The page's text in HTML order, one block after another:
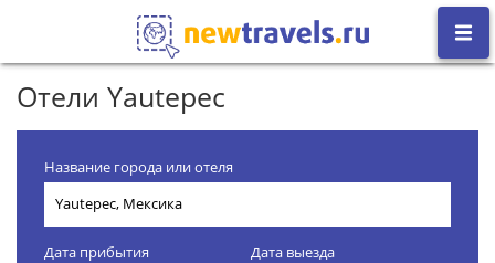
Отели Yautepec
Название города или отеля
Дата прибытия Дата выезда